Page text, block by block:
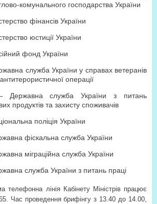
комунального господарства України
фінансів України
юстиції України
фонд України
служба України у справах ветеранів
операції
Державна служба України з питань
продуктів та захисту споживачів
поліція України
фіскальна служба України
міграційна служба України
служба України з питань праці
телефонна лінія Кабінету Міністрів працює
Час проведення брифінгу з 13.40 до 14.00,